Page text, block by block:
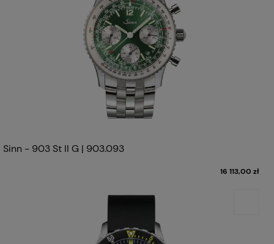
Sinn - 903 St II G | 903.093
16 113,00 zł